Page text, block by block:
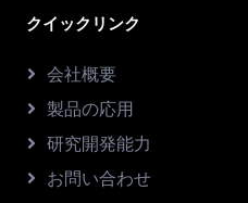
クイックリンク
会社概要
製品の応用
研究開発能力
お問い合わせ